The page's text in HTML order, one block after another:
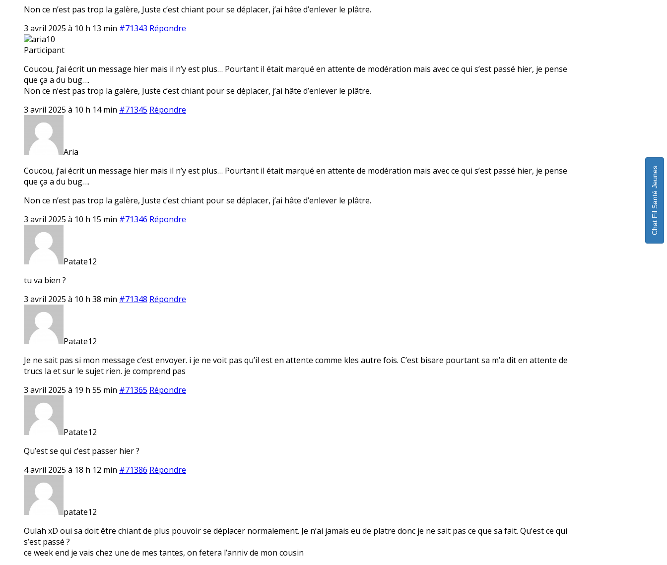
Non ce n’est pas trop la galère, Juste c’est chiant pour se déplacer, j’ai hâte d’enlever le plâtre.
3 avril 2025 à 10 h 13 min #71343 Répondre
aria10
Participant
Coucou, j’ai écrit un message hier mais il n’y est plus… Pourtant il était marqué en attente de modération mais avec ce qui s’est passé hier, je pense
que ça a du bug….
Non ce n’est pas trop la galère, Juste c’est chiant pour se déplacer, j’ai hâte d’enlever le plâtre.
3 avril 2025 à 10 h 14 min #71345 Répondre
Aria
Coucou, j’ai écrit un message hier mais il n’y est plus… Pourtant il était marqué en attente de modération mais avec ce qui s’est passé hier, je pense
que ça a du bug….
Non ce n’est pas trop la galère, Juste c’est chiant pour se déplacer, j’ai hâte d’enlever le plâtre.
3 avril 2025 à 10 h 15 min #71346 Répondre
Patate12
tu va bien ?
3 avril 2025 à 10 h 38 min #71348 Répondre
Patate12
Je ne sait pas si mon message c’est envoyer. i je ne voit pas qu’il est en attente comme kles autre fois. C’est bisare pourtant sa m’a dit en attente de
trucs la et sur le sujet rien. je comprend pas
3 avril 2025 à 19 h 55 min #71365 Répondre
Patate12
Qu’est se qui c’est passer hier ?
4 avril 2025 à 18 h 12 min #71386 Répondre
patate12
Oulah xD oui sa doit être chiant de plus pouvoir se déplacer normalement. Je n’ai jamais eu de platre donc je ne sait pas ce que sa fait. Qu’est ce qui
s’est passé ?
ce week end je vais chez une de mes tantes, on fetera l’anniv de mon cousin
Chat Fil Santé Jeunes